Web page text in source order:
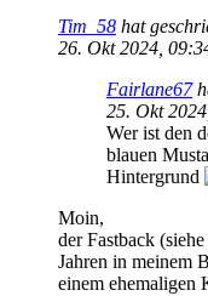
Tim_58 hat
26. Okt 2024,
Fairlane67
25. Okt
Wer ist den
blauen
Hintergrund
Moin,
der Fastback
Jahren in meinem
einem ehemaligen